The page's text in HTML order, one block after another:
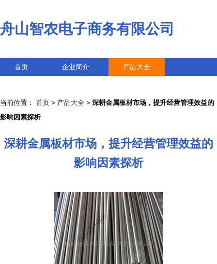
舟山智农电子商务有限公司
首页 企业简介 产品大全
当前位置： 首页 > 产品大全 > 深耕金属板材市场，提升经营管理效益的
影响因素探析
深耕金属板材市场，提升经营管理效益的
影响因素探析